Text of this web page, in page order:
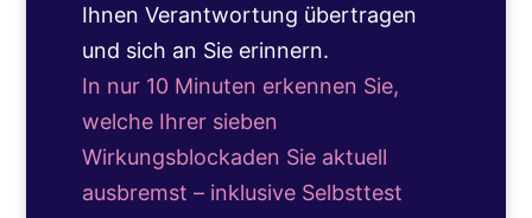
Ihnen Verantwortung übertragen
und sich an Sie erinnern.
In nur 10 Minuten erkennen Sie,
welche Ihrer sieben
Wirkungsblockaden Sie aktuell
ausbremst – inklusive Selbsttest